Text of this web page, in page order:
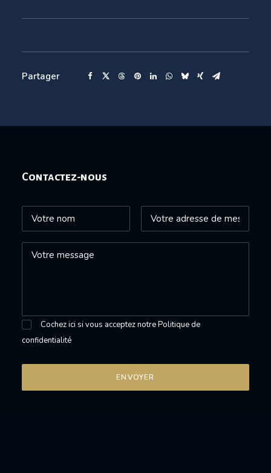
Partager
Contactez-nous
Cochez ici si vous acceptez notrePolitique de
confidentialité